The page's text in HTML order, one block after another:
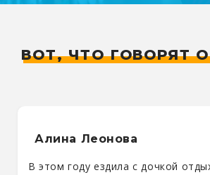
ВОТ, ЧТО ГОВОРЯТ
Алина Леонова
В этом году ездила с дочкой